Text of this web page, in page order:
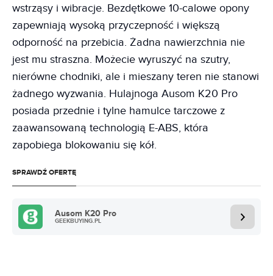
wstrząsy i wibracje. Bezdętkowe 10-calowe opony
zapewniają wysoką przyczepność i większą
odporność na przebicia. Żadna nawierzchnia nie
jest mu straszna. Możecie wyruszyć na szutry,
nierówne chodniki, ale i mieszany teren nie stanowi
żadnego wyzwania. Hulajnoga Ausom K20 Pro
posiada przednie i tylne hamulce tarczowe z
zaawansowaną technologią E-ABS, która
zapobiega blokowaniu się kół.
SPRAWDŹ OFERTĘ
Ausom K20 Pro
GEEKBUYING.PL